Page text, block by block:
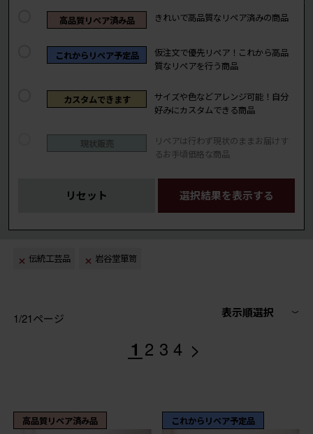
高品質リペア済み品 きれいで高品質なリペア済みの商品
これからリペア予定品
仮注文で優先リペア！これから高品
質なリペアを行う商品
カスタムできます
サイズや色などアレンジ可能！自分
好みにカスタムできる商品
現状販売
リペアは行わず現状のままお届けす
るお手頃価格な商品
リセット 選択結果を表示する
伝統工芸品 岩谷堂箪笥
1/21ページ 表示順選択
1 2 3 4 >
高品質リペア済み品 これからリペア予定品